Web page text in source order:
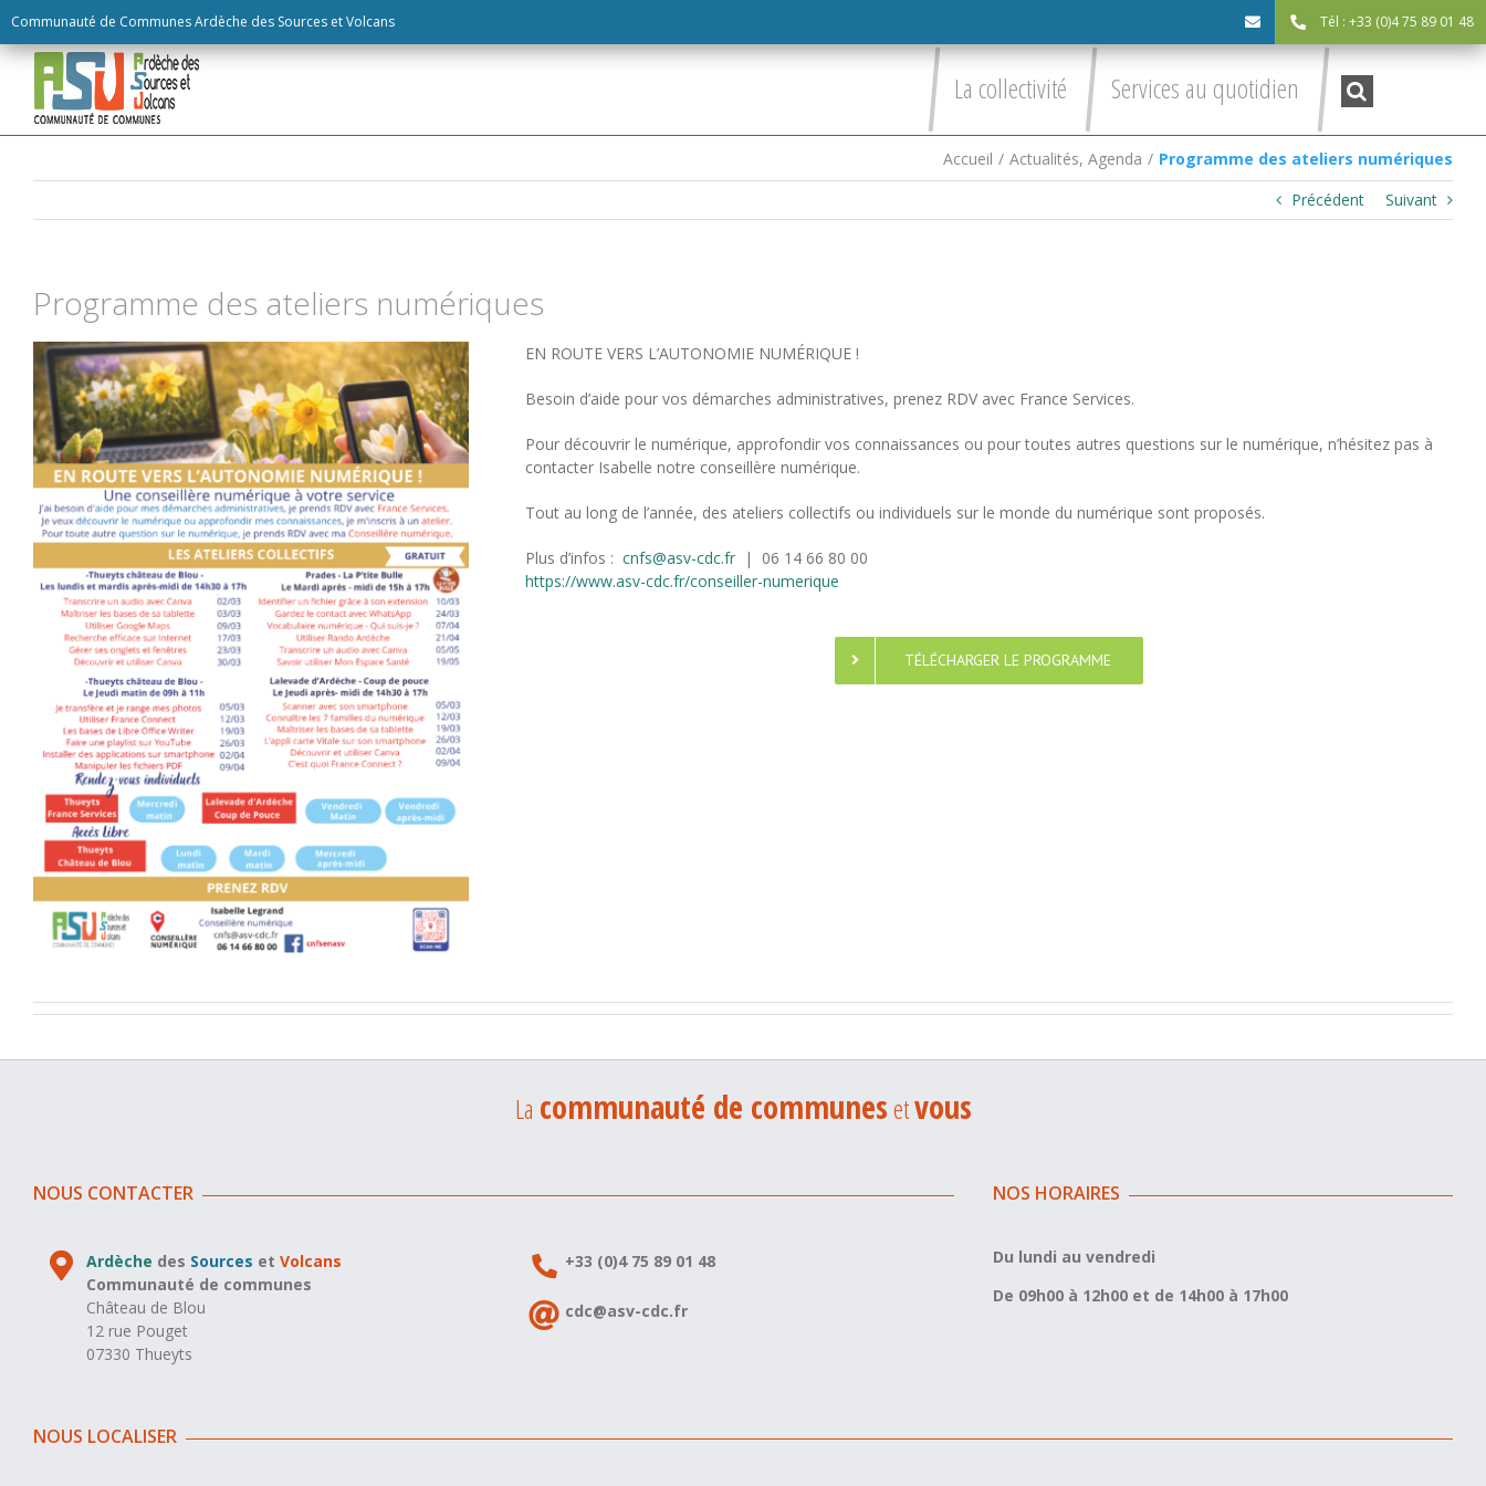
Communauté de Communes Ardèche des Sources et Volcans Tél : +33 (0)4 75 89 01 48
to
content
La collectivité Services au quotidien Recherche
:
Accueil / Actualités, Agenda / Programme des ateliers numériques
Précédent
Suivant
Programme des ateliers numériques
EN ROUTE VERS L’AUTONOMIE NUMÉRIQUE !
Besoin d’aide pour vos démarches administratives, prenez RDV avec France Services.
Pour découvrir le numérique, approfondir vos connaissances ou pour toutes autres questions sur le numérique, n’hésitez pas à
contacter Isabelle notre conseillère numérique.
Tout au long de l’année, des ateliers collectifs ou individuels sur le monde du numérique sont proposés.
Plus d’infos :cnfs@asv-cdc.fr | 06 14 66 80 00
https://www.asv-cdc.fr/conseiller-numerique
TÉLÉCHARGER LE PROGRAMME
La communauté de communesetvous
NOUS CONTACTER
Ardèche des Sources etVolcans
Communauté de communes
Château de Blou
12 rue Pouget
07330 Thueyts
+33 (0)4 75 89 01 48
cdc@asv-cdc.fr
NOS HORAIRES
Du lundi au vendredi
De 09h00 à 12h00 et de 14h00 à 17h00
NOUS LOCALISER